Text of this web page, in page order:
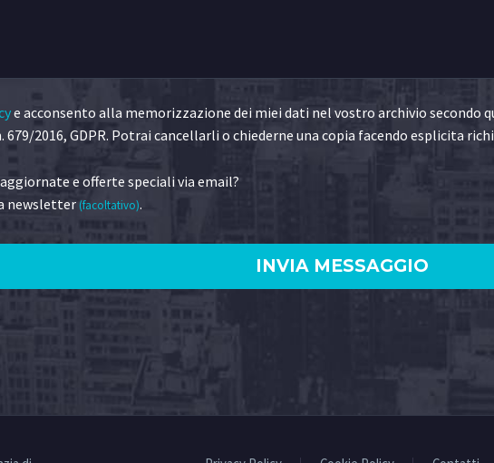
e acconsento alla memorizzazione dei miei dati nel vostro archivio
2016, GDPR. Potrai cancellarli o chiederne una copia facendo esplicita
e offerte speciali via email?
newsletter(facoltativo).